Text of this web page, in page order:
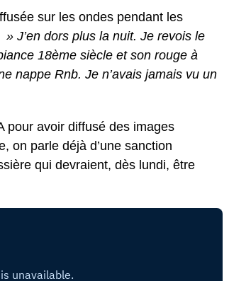
sur les ondes pendant les
» J’en dors plus la nuit. Je revois le
18ème siècle et son rouge à
nappe Rnb. Je n’avais jamais vu un
pour avoir diffusé des images
on parle déjà d’une sanction
qui devraient, dès lundi, être